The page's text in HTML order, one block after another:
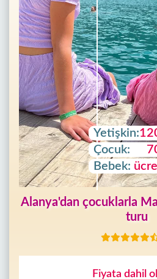
Yetişkin:
Çocuk:
Bebek:
Alanya'dan çocuklarla
turu
Fiyata dahil